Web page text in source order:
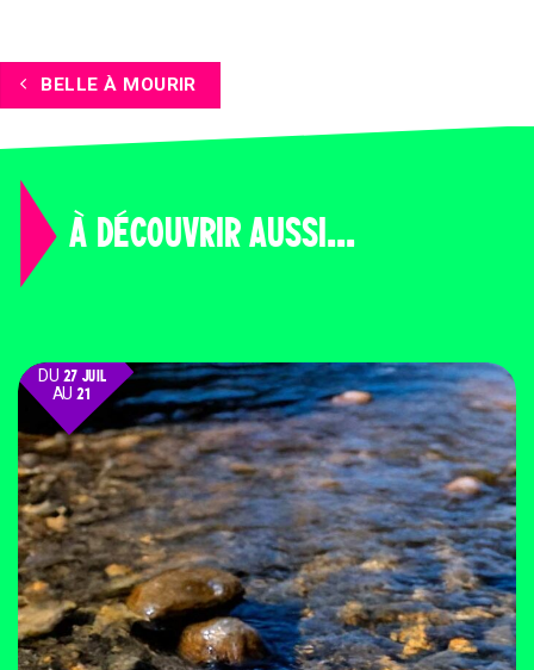
BELLE À MOURIR
À DÉCOUVRIR AUSSI...
DU 27 JUIL
AU21
AOÛT